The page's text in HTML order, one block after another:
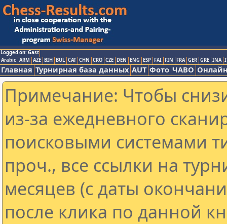
Logged on: Gast
Arabic ARM AZE BIH BUL CAT CHN CRO CZE DEN ENG ESP FAI FIN FRA GER GRE INA
Главная Турнирная база данных AUT Фото ЧАВО
Примечание: Чтобы
из-за ежедневного
поисковыми системами
проч., все ссылки на
месяцев (с даты
после клика по данной